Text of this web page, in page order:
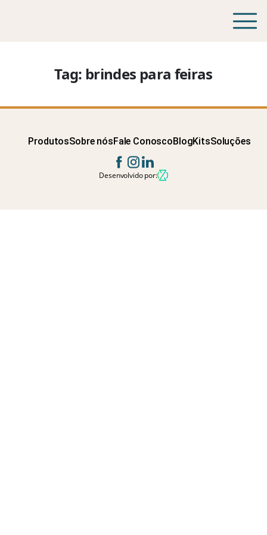
Tag: brindes para feiras
ProdutosSobre nósFale ConoscoBlogKitsSoluções
Desenvolvido por: